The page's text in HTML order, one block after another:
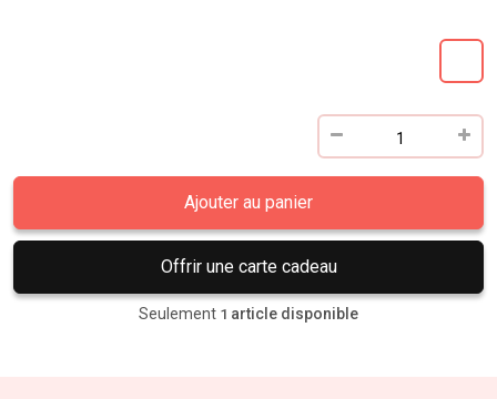
Ajouter au panier
Offrir une carte cadeau
Seulement 1 article disponible